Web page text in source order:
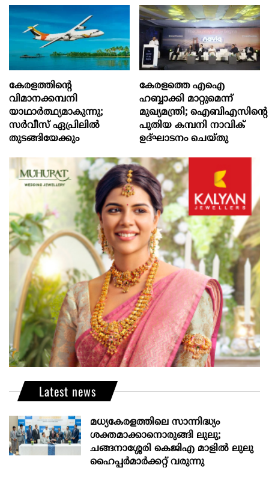
കേരളത്തിന്റെ
വിമാനക്കമ്പനി
യാഥാര്‍ത്ഥ്യമാകുന്നു;
സര്‍വീസ് ഏപ്രിലില്‍
തുടങ്ങിയേക്കും
കേരളത്തെ എഐ
ഹബ്ബാക്കി മാറ്റുമെന്ന്
മുഖ്യമന്ത്രി; ഐബിഎസിന്റെ
പുതിയ കമ്പനി നാവിക്
ഉദ്ഘാടനം ചെയ്തു
Latest news
മധ്യകേരളത്തിലെ സാന്നിദ്ധ്യം
ശക്തമാക്കാനൊരുങ്ങി ലുലു;
ചങ്ങനാശ്ശേരി കെജിഎ മാളിൽ ലുലു
ഹൈപ്പർമാർക്കറ്റ് വരുന്നു